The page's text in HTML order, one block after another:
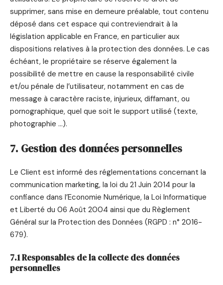
supprimer, sans mise en demeure préalable, tout contenu
déposé dans cet espace qui contreviendrait à la
législation applicable en France, en particulier aux
dispositions relatives à la protection des données. Le cas
échéant, le propriétaire se réserve également la
possibilité de mettre en cause la responsabilité civile
et/ou pénale de l’utilisateur, notamment en cas de
message à caractère raciste, injurieux, diffamant, ou
pornographique, quel que soit le support utilisé (texte,
photographie …).
7. Gestion des données personnelles
Le Client est informé des réglementations concernant la
communication marketing, la loi du 21 Juin 2014 pour la
confiance dans l’Economie Numérique, la Loi Informatique
et Liberté du 06 Août 2004 ainsi que du Règlement
Général sur la Protection des Données (RGPD : n° 2016-
679).
7.1 Responsables de la collecte des données
personnelles